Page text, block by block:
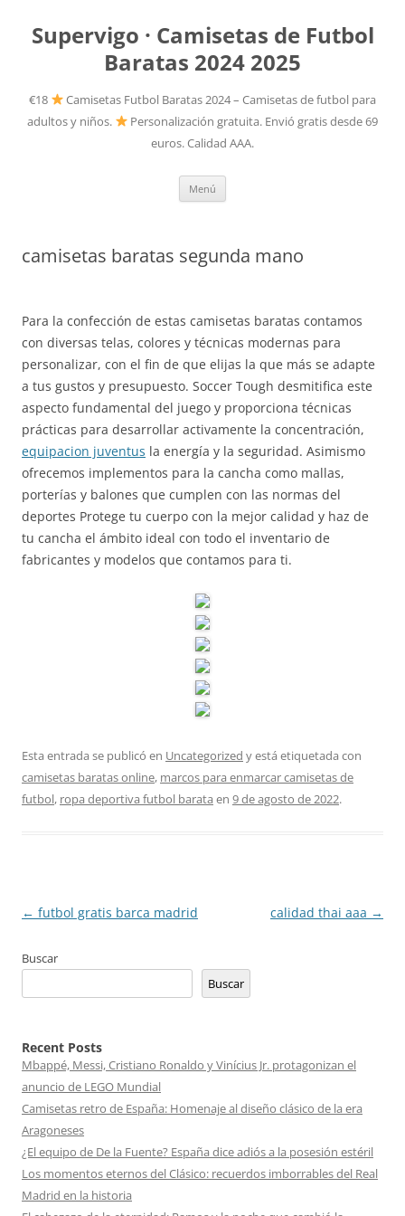
Supervigo · Camisetas de Futbol
Baratas 2024 2025
€18
Camisetas Futbol Baratas 2024 – Camisetas de futbol para
adultos y niños.
Personalización gratuita. Envió gratis desde 69
euros. Calidad AAA.
Menú
camisetas baratas segunda mano
Para la confección de estas camisetas baratas contamos
con diversas telas, colores y técnicas modernas para
personalizar, con el fin de que elijas la que más se adapte
a tus gustos y presupuesto. Soccer Tough desmitifica este
aspecto fundamental del juego y proporciona técnicas
prácticas para desarrollar activamente la concentración,
equipacion juventus la energía y la seguridad. Asimismo
ofrecemos implementos para la cancha como mallas,
porterías y balones que cumplen con las normas del
deportes Protege tu cuerpo con la mejor calidad y haz de
tu cancha el ámbito ideal con todo el inventario de
fabricantes y modelos que contamos para ti.
Esta entrada se publicó en Uncategorized y está etiquetada con
camisetas baratas online, marcos para enmarcar camisetas de
futbol, ropa deportiva futbol barata en 9 de agosto de 2022.
Navegación
entradas
← futbol gratis barca madrid calidad thai aaa →
Buscar
Buscar
Recent Posts
Mbappé, Messi, Cristiano Ronaldo y Vinícius Jr. protagonizan el
anuncio de LEGO Mundial
Camisetas retro de España: Homenaje al diseño clásico de la era
Aragoneses
¿El equipo de De la Fuente? España dice adiós a la posesión estéril
Los momentos eternos del Clásico: recuerdos imborrables del Real
Madrid en la historia